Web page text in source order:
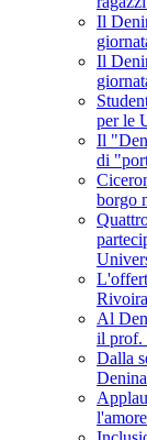
Il
Il
per le
Il
di
borgo
Al
il prof.
Dalla